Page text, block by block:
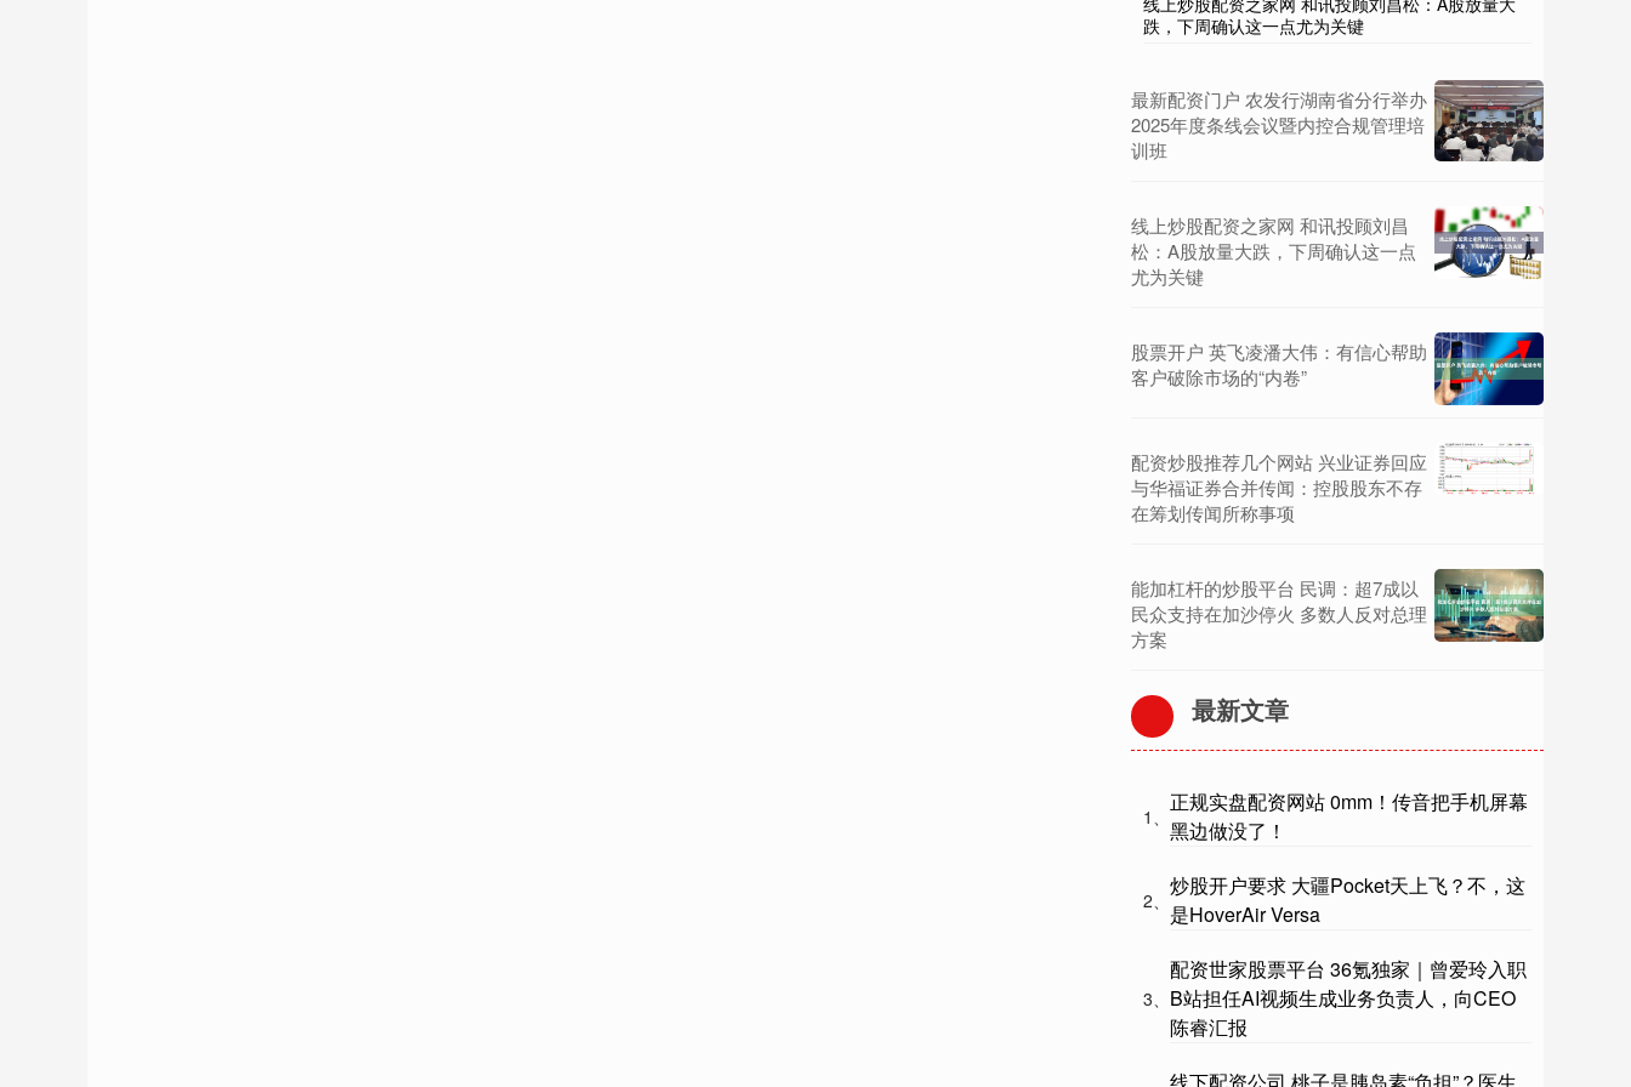
跌，下周确认这一点尤为关键
最新配资门户 农发行湖南省分行举办
2025年度条线会议暨内控合规管理培
训班
线上炒股配资之家网 和讯投顾刘昌
松：A股放量大跌，下周确认这一点
尤为关键
股票开户 英飞凌潘大伟：有信心帮助
客户破除市场的“内卷”
配资炒股推荐几个网站 兴业证券回应
与华福证券合并传闻：控股股东不存
在筹划传闻所称事项
能加杠杆的炒股平台 民调：超7成以
民众支持在加沙停火 多数人反对总理
方案
最新文章
1、
正规实盘配资网站 0mm！传音把手机屏幕
黑边做没了！
2、
炒股开户要求 大疆Pocket天上飞？不，这
是HoverAir Versa
3、
配资世家股票平台 36氪独家｜曾爱玲入职
B站担任AI视频生成业务负责人，向CEO
陈睿汇报
线下配资公司 桃子是胰岛素“负担”？医生